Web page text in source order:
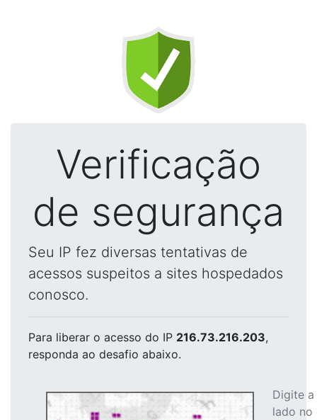
Verificação
de segurança
Seu IP fez diversas tentativas de
acessos suspeitos a sites hospedados
conosco.
Para liberar o acesso do IP 216.73.216.203,
responda ao desafio abaixo.
Digite
lado no